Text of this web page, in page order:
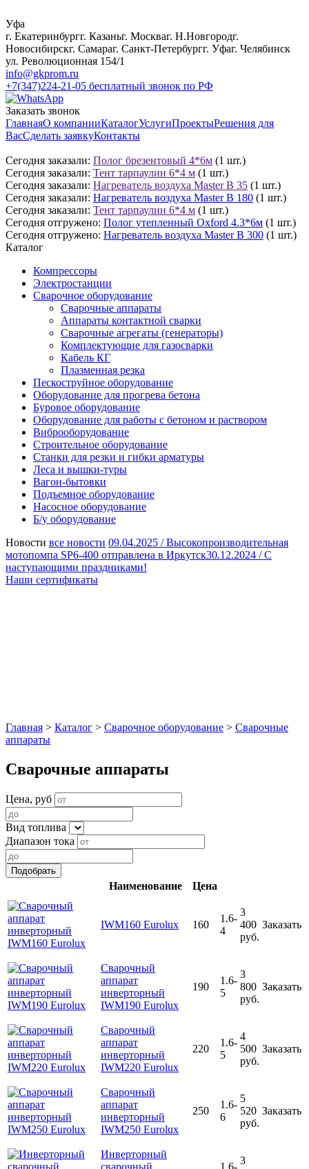
Уфа
г. Екатеринбургг. Казаньг. Москваг. Н.Новгородг.
Новосибирскг. Самараг. Санкт-Петербургг. Уфаг. Челябинск
ул. Революционная 154/1
info@gkprom.ru
+7(347)224-21-05 бесплатный звонок по РФ
Заказать звонок
ГлавнаяО компанииКаталогУслугиПроектыРешения для
ВасСделать заявкуКонтакты
Сегодня заказали: Полог брезентовый 4*6м (1 шт.)
Сегодня заказали: Тент тарпаулин 6*4 м (1 шт.)
Сегодня заказали: Нагреватель воздуха Master B 35 (1 шт.)
Сегодня заказали: Нагреватель воздуха Master B 180 (1 шт.)
Сегодня заказали: Тент тарпаулин 6*4 м (1 шт.)
Сегодня отгружено: Полог утепленный Oxford 4.3*6м (1 шт.)
Сегодня отгружено: Нагреватель воздуха Master B 300 (1 шт.)
Каталог
Компрессоры
Электростанции
Сварочное оборудование
Сварочные аппараты
Аппараты контактной сварки
Сварочные агрегаты (генераторы)
Комплектующие для газосварки
Кабель КГ
Плазменная резка
Пескоструйное оборудование
Оборудование для прогрева бетона
Буровое оборудование
Оборудование для работы с бетоном и раствором
Виброоборудование
Строительное оборудование
Станки для резки и гибки арматуры
Леса и вышки-туры
Вагон-бытовки
Подъемное оборудование
Насосное оборудование
Б/у оборудование
Новости все новости 09.04.2025 /Высокопроизводительная
мотопомпа SP6-400 отправлена в Иркутск30.12.2024 /С
наступающими праздниками!
Наши сертификаты
Главная > Каталог > Сварочное оборудование > Сварочные
аппараты
Сварочные аппараты
Цена, руб
Вид топлива
Диапазон тока
Наименование Цена
IWM160 Eurolux 160
1.6-
4
3
400
руб.
Заказать
Сварочный
аппарат
инверторный
IWM190 Eurolux
190
1.6-
5
3
800
руб.
Заказать
Сварочный
аппарат
инверторный
IWM220 Eurolux
220
1.6-
5
4
500
руб.
Заказать
Сварочный
аппарат
инверторный
IWM250 Eurolux
250
1.6-
6
5
520
руб.
Заказать
Инверторный
сварочный
1.6-
3